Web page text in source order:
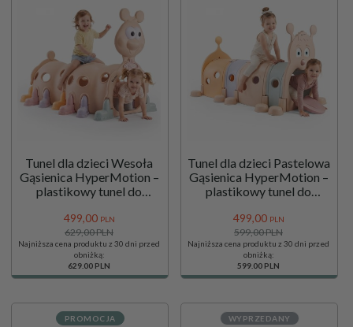
Tunel dla dzieci Wesoła
Gąsienica HyperMotion –
plastikowy tunel do
ogrodzie, beżowy
499,00 PLN
629,00 PLN
Najniższa cena produktu z 30 dni przed
obniżką:
629.00 PLN
Tunel dla dzieci Pastelowa
Gąsienica HyperMotion –
plastikowy tunel do
ogrodzie
499,00 PLN
599,00 PLN
Najniższa cena produktu z 30 dni przed
obniżką:
599.00 PLN
PROMOCJA WYPRZEDANY